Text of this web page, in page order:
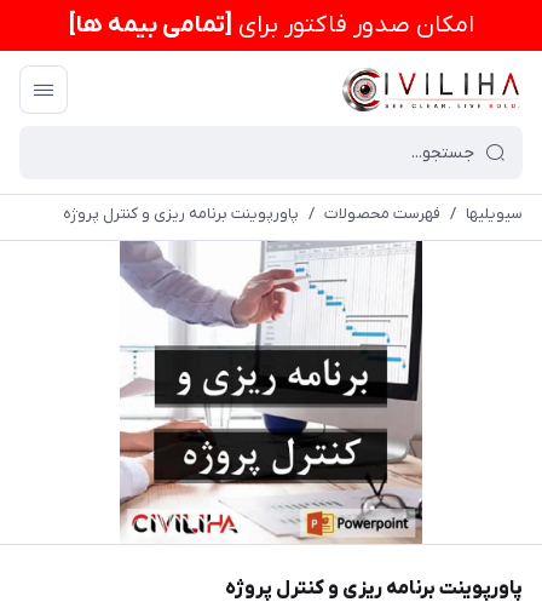
امكان صدور فاکتور برای [تمامی بیمه ها]
سیویلیها / فهرست محصولات / پاورپوینت برنامه ریزی و کنترل پروژه
پاورپوینت برنامه ریزی و کنترل پروژه